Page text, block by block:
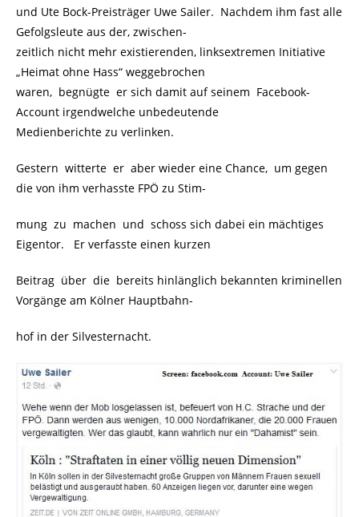
und Ute Bock-Preisträger Uwe Sailer. Nachdem ihm fast alle
Gefolgsleute aus der, zwischen-
zeitlich nicht mehr existierenden, linksextremen Initiative
„Heimat ohne Hass“ weggebrochen
waren, begnügte er sich damit auf seinem Facebook-
Account irgendwelche unbedeutende
Medienberichte zu verlinken.
Gestern witterte er aber wieder eine Chance, um gegen
die von ihm verhasste FPÖ zu Stim-
mung zu machen und schoss sich dabei ein mächtiges
Eigentor. Er verfasste einen kurzen
Beitrag über die bereits hinlänglich bekannten kriminellen
Vorgänge am Kölner Hauptbahn-
hof in der Silvesternacht.